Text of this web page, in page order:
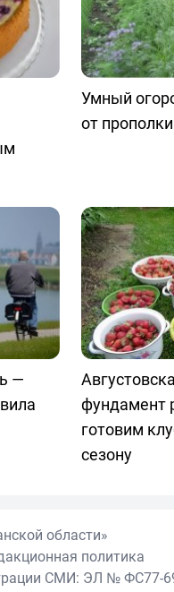
Умный
от
—
фундамент
готовим
сезону
области»
политика
СМИ: ЭЛ № ФС77-